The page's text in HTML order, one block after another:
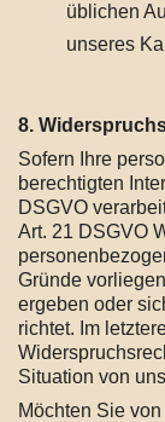
üblichen
unseres
8.
Sofern Ihre
berechtigten
DSGVO
Art. 21 DSGVO
Gründe
ergeben oder
richtet. Im
Situation von
Möchten Sie